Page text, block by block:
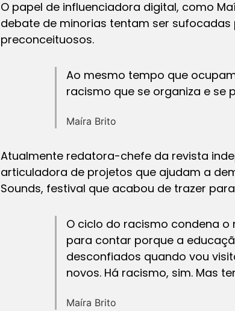
O papel de influenciadora digital, como
debate de minorias tentam ser
preconceituosos.
Ao mesmo tempo que
racismo que se organiza e se
Maíra Brito
Atualmente redatora-chefe da revista
articuladora de projetos que ajudam a
Sounds, festival que acabou de trazer
O ciclo do racismo condena o
para contar porque a
desconfiados quando vou
novos. Há racismo, sim. Mas
Maíra Brito